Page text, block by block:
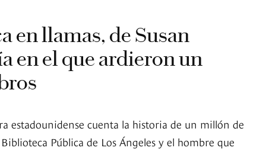
en llamas, de Susan
en el que ardieron un
estadounidense cuenta la historia de un millón de
Pública de Los Ángeles y el hombre que